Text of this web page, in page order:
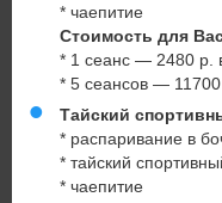
* чаепитие
Стоимость для
* 1 сеанс — 2480 р.
* 5 сеансов —
Тайский
* распаривание в
* тайский
* чаепитие